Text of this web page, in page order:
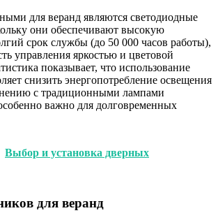
для веранд являются светодиодные
они обеспечивают высокую
срок службы (до 50 000 часов работы),
управления яркостью и цветовой
показывает, что использование
снизить энергопотребление освещения
с традиционными лампами
важно для долговременных
Выбор и установка дверных
для веранд